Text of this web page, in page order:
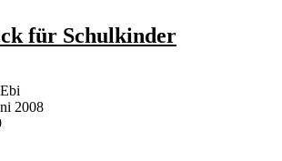
für Schulkinder
2008